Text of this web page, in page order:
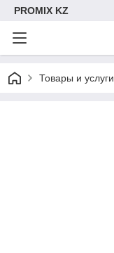
PROMIX KZ
Товары и услуги